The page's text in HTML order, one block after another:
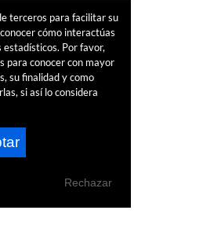
terceros para facilitar su
cómo interactúas
Por favor,
para conocer con mayor
su finalidad y como
si así lo considera
Rechazar